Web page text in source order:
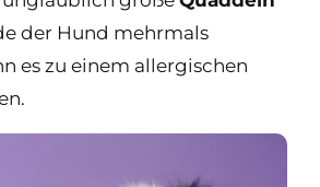
der Hund mehrmals
es zu einem allergischen